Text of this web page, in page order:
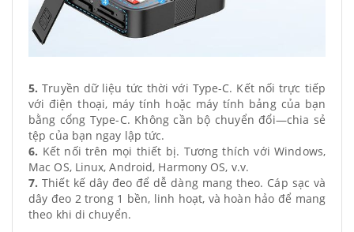
5.Truyền dữ liệu tức thời với Type-C. Kết nối trực tiếp
với điện thoại, máy tính hoặc máy tính bảng của bạn
bằng cổng Type-C. Không cần bộ chuyển đổi—chia sẻ
tệp của bạn ngay lập tức.
6. Kết nối trên mọi thiết bị. Tương thích với Windows,
Mac OS, Linux, Android, Harmony OS, v.v.
7. Thiết kế dây đeo để dễ dàng mang theo. Cáp sạc và
dây đeo 2 trong 1 bền, linh hoạt, và hoàn hảo để mang
theo khi di chuyển.